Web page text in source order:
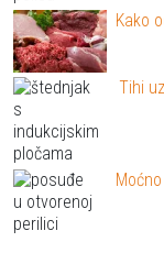
Kako
Tihi